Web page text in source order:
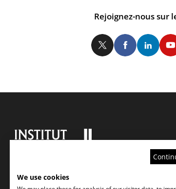
Rejoignez-nous sur
Twitter
We use cookies